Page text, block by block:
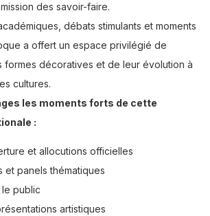
des savoir-faire.
débats stimulants et moments
a offert un espace privilégié de
formes décoratives et de leur évolution à
cultures.
les moments forts de cette
:
et allocutions officielles
et panels thématiques
public
artistiques